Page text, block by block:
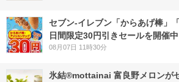
セブン‐イレブン「からあげ棒」
日間限定30円引きセールを開催中
08月07日 11時30分
氷結®mottainai 富良野メロンが